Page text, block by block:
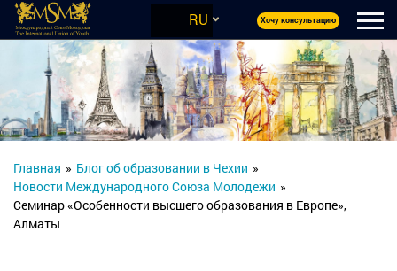
RU Хочу консультацию
Главная » Блог об образовании в Чехии »
Новости Международного Союза Молодежи »
Семинар «Особенности высшего образования в Европе»,
Алматы